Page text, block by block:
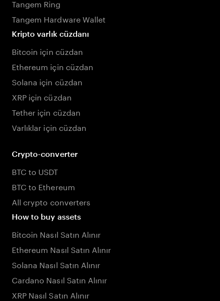
Tangem Ring
Tangem Hardware Wallet
Kripto varlık cüzdanı
Bitcoin için cüzdan
Ethereum için cüzdan
Solana için cüzdan
XRP için cüzdan
Tether için cüzdan
Varlıklar için cüzdan
Crypto-converter
BTC to USDT
BTC to Ethereum
All crypto converters
How to buy assets
Bitcoin Nasıl Satın Alınır
Ethereum Nasıl Satın Alınır
Solana Nasıl Satın Alınır
Cardano Nasıl Satın Alınır
XRP Nasıl Satın Alınır